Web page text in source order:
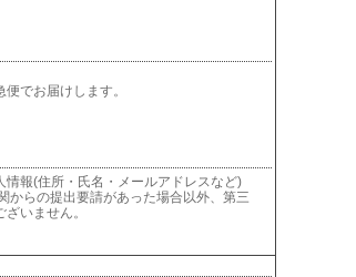
でお届けします。
報(住所・氏名・メールアドレスなど)
からの提出要請があった場合以外、第三
いません。